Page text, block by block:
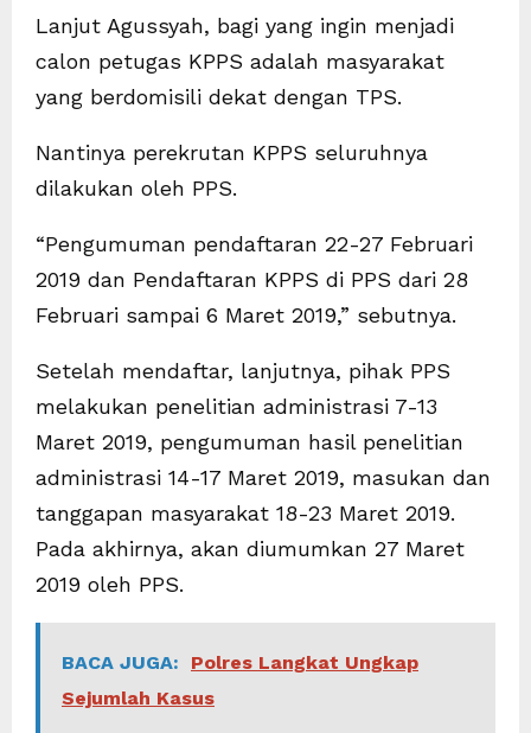
Lanjut Agussyah, bagi yang ingin menjadi
calon petugas KPPS adalah masyarakat
yang berdomisili dekat dengan TPS.
Nantinya perekrutan KPPS seluruhnya
dilakukan oleh PPS.
“Pengumuman pendaftaran 22-27 Februari
2019 dan Pendaftaran KPPS di PPS dari 28
Februari sampai 6 Maret 2019,” sebutnya.
Setelah mendaftar, lanjutnya, pihak PPS
melakukan penelitian administrasi 7-13
Maret 2019, pengumuman hasil penelitian
administrasi 14-17 Maret 2019, masukan dan
tanggapan masyarakat 18-23 Maret 2019.
Pada akhirnya, akan diumumkan 27 Maret
2019 oleh PPS.
BACA JUGA:
Polres Langkat Ungkap
Sejumlah Kasus